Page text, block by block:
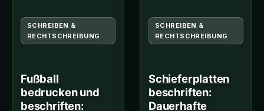
SCHREIBEN &
RECHTSCHREIBUNG
Fußball
bedrucken und
beschriften:
SCHREIBEN &
RECHTSCHREIBUNG
Schieferplatten
beschriften:
Dauerhafte